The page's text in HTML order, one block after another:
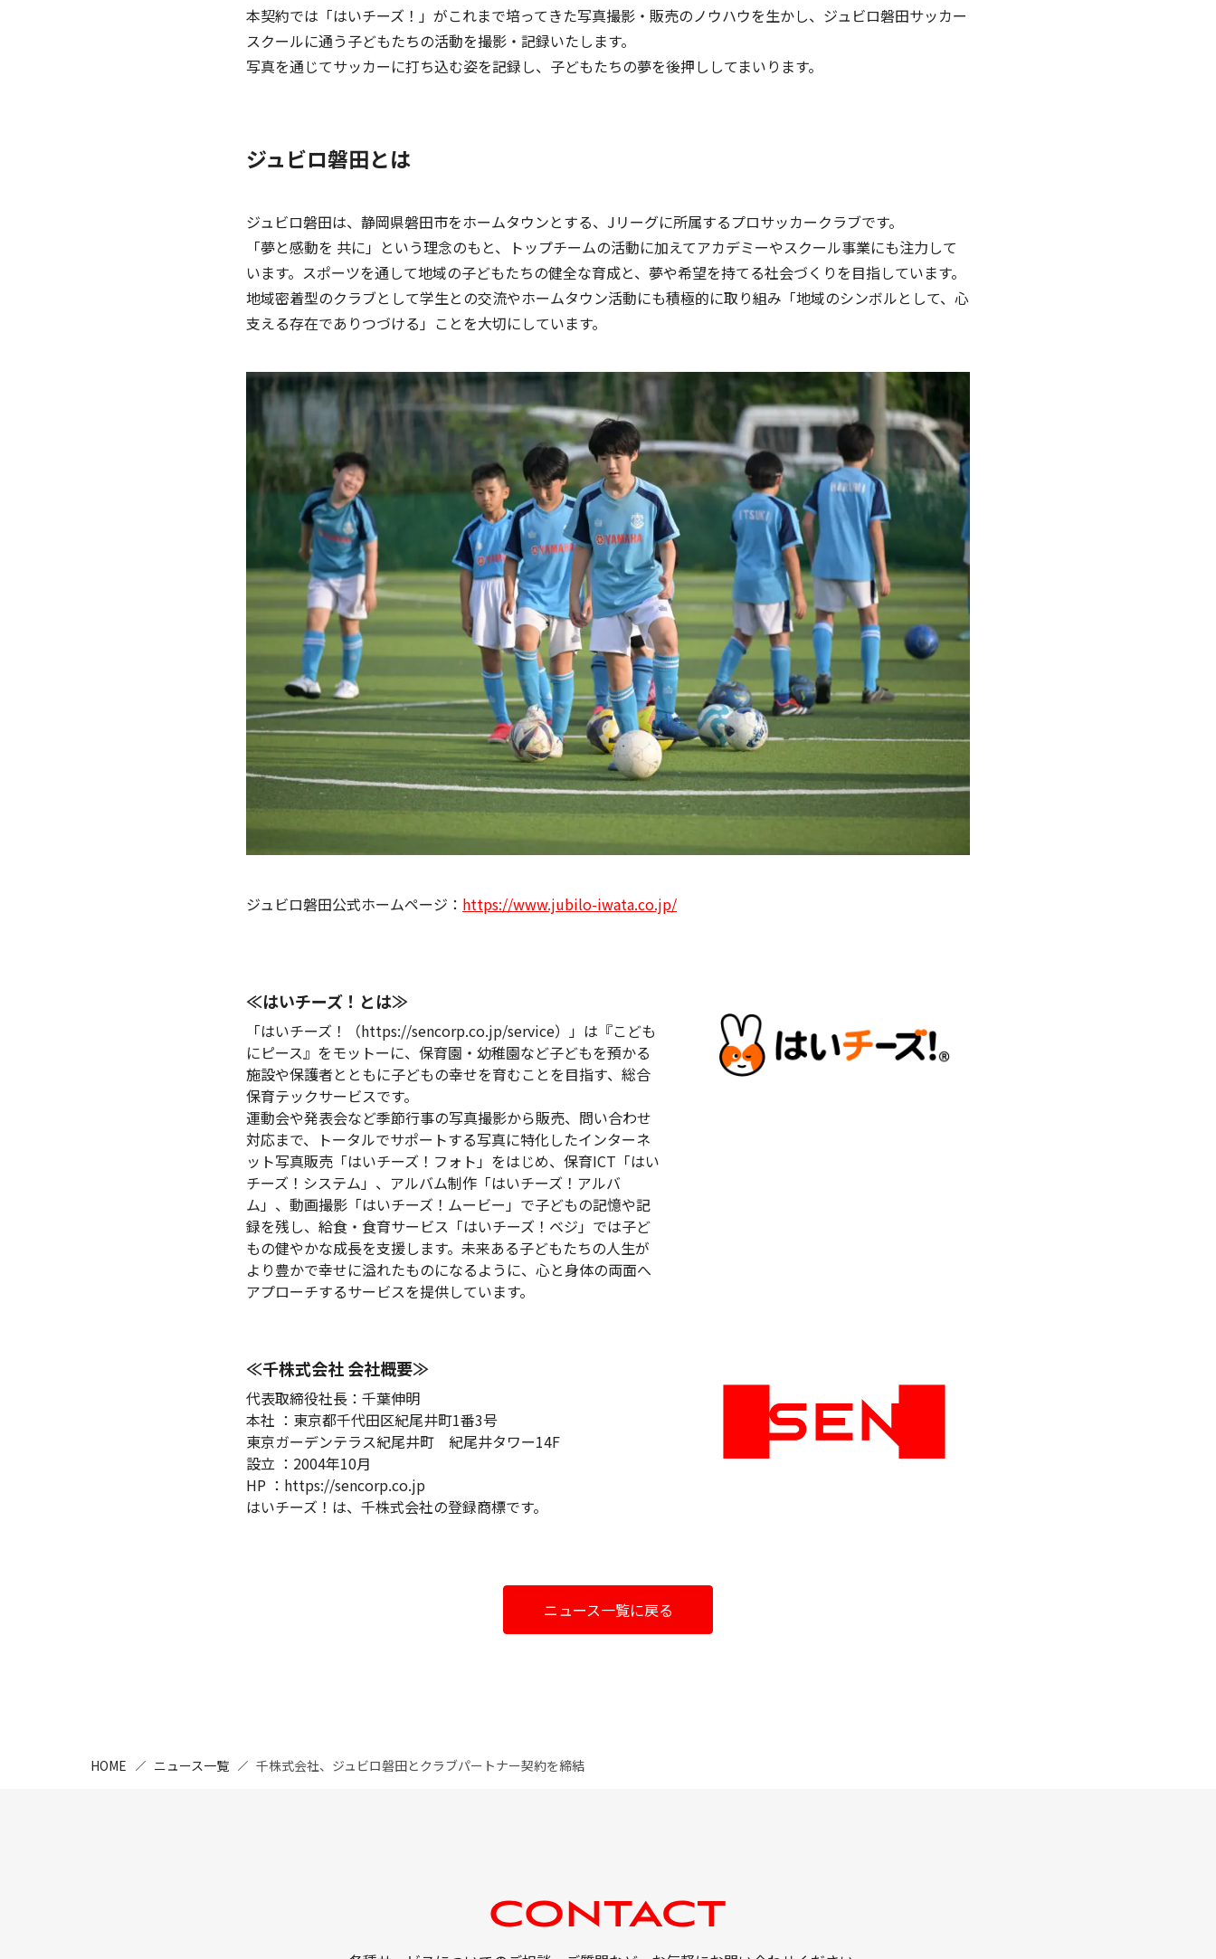
本契約では「はいチーズ！」がこれまで培ってきた写真撮影・販売のノウハウを生かし、ジュビロ磐田サッカー
スクールに通う子どもたちの活動を撮影・記録いたします。
写真を通じてサッカーに打ち込む姿を記録し、子どもたちの夢を後押ししてまいります。
ジュビロ磐田とは
ジュビロ磐田は、静岡県磐田市をホームタウンとする、Jリーグに所属するプロサッカークラブです。
「夢と感動を 共に」という理念のもと、トップチームの活動に加えてアカデミーやスクール事業にも注力して
います。スポーツを通して地域の子どもたちの健全な育成と、夢や希望を持てる社会づくりを目指しています。
地域密着型のクラブとして学生との交流やホームタウン活動にも積極的に取り組み「地域のシンボルとして、心
支える存在でありつづける」ことを大切にしています。
ジュビロ磐田公式ホームページ： https://www.jubilo-iwata.co.jp/
≪はいチーズ！とは≫
「はいチーズ！（https://sencorp.co.jp/service）」は『こども
にピース』をモットーに、保育園・幼稚園など子どもを預かる
施設や保護者とともに子どもの幸せを育むことを目指す、総合
保育テックサービスです。
運動会や発表会など季節行事の写真撮影から販売、問い合わせ
対応まで、トータルでサポートする写真に特化したインターネ
ット写真販売「はいチーズ！フォト」をはじめ、保育ICT「はい
チーズ！システム」、アルバム制作「はいチーズ！アルバ
ム」、動画撮影「はいチーズ！ムービー」で子どもの記憶や記
録を残し、給食・食育サービス「はいチーズ！ベジ」では子ど
もの健やかな成長を支援します。未来ある子どもたちの人生が
より豊かで幸せに溢れたものになるように、心と身体の両面へ
アプローチするサービスを提供しています。
≪千株式会社 会社概要≫
代表取締役社長：千葉伸明
本社 ：東京都千代田区紀尾井町1番3号
東京ガーデンテラス紀尾井町 紀尾井タワー14F
設立 ：2004年10月
HP ：https://sencorp.co.jp
はいチーズ！は、千株式会社の登録商標です。
ニュース一覧に戻る
HOME ニュース一覧 千株式会社、ジュビロ磐田とクラブパートナー契約を締結